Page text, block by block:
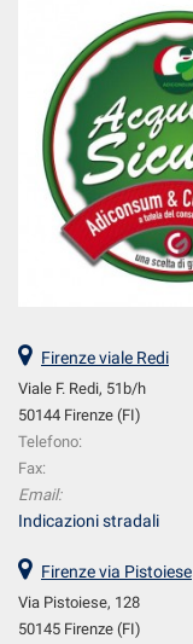
Firenze viale Redi
Viale F. Redi, 51b/h
50144 Firenze (FI)
Telefono:
Fax:
Email:
Indicazioni stradali
Firenze via Pistoiese
Via Pistoiese, 128
50145 Firenze (FI)